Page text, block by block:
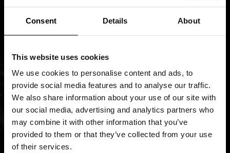
Consent Details About
This website uses cookies
We use cookies to personalise content and ads, to
provide social media features and to analyse our traffic.
We also share information about your use of our site with
our social media, advertising and analytics partners who
may combine it with other information that you’ve
provided to them or that they’ve collected from your use
of their services.
ПІДПИШИСЬ НА НАШУ
РОЗСИЛКУ
Будь в курсі новинок та акцій
Ім'я
Підпишіться
на
нашу
Я ознайомився з